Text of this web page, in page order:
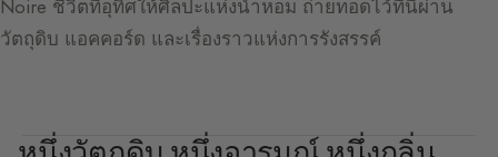
Noire ชีวิตที่อุทิศให้ศิลปะแห่งน้ำหอม ถ่ายทอดไว้ที่นี่ผ่าน
วัตถุดิบ แอคคอร์ด และเรื่องราวแห่งการรังสรรค์